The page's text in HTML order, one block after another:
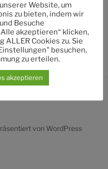
von WordPress
Website, um
zu bieten, indem wir
Besuche
akzeptieren“ klicken,
ALLER Cookies zu. Sie
besuchen,
zu erteilen.
akzeptieren